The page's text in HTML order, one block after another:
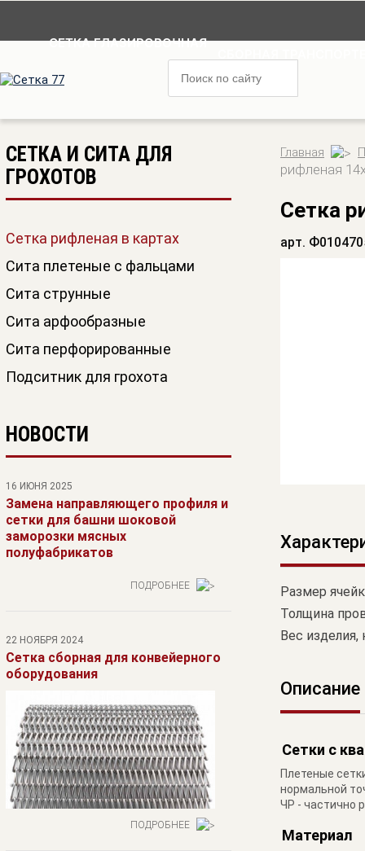
СЕТКА ГЛАЗИРОВОЧНАЯ
СЕТКА И СИТА ДЛЯ
ГРОХОТОВ
Сетка рифленая в картах
Сита плетеные с фальцами
Сита струнные
Сита арфообразные
Сита перфорированные
Подситник для грохота
НОВОСТИ
16 ИЮНЯ 2025
Замена направляющего профиля и
сетки для башни шоковой
заморозки мясных
полуфабрикатов
ПОДРОБНЕЕ
22 НОЯБРЯ 2024
Сетка сборная для конвейерного
оборудования
ПОДРОБНЕЕ
Главная
рифленая
Сетка
арт.
Размер
Толщина
Вес изделия,
Описание
Сетки с
Плетеные
нормальной
ЧР - частично
Материал